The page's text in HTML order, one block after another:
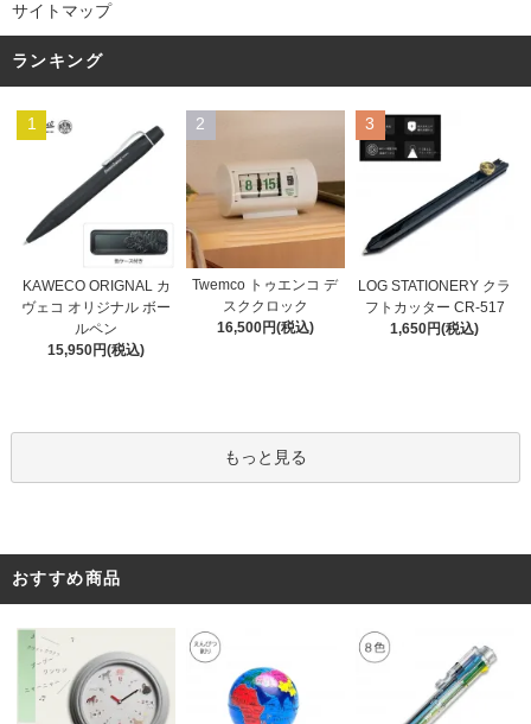
サイトマップ
ランキング
1
KAWECO ORIGNAL カ
ヴェコ オリジナル ボー
ルペン
15,950円(税込)
2
Twemco トゥエンコ デ
スククロック
16,500円(税込)
3
LOG STATIONERY クラ
フトカッター CR-517
1,650円(税込)
もっと見る
おすすめ商品